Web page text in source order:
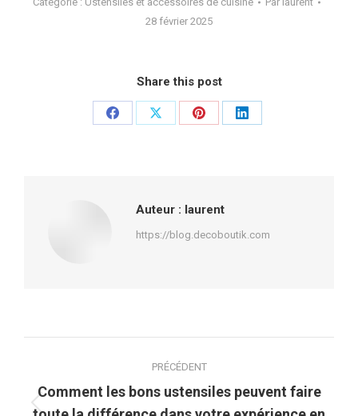
28 février 2025
Share this post
PartagerPartagerPartagerPartager
Auteur : laurent
https://blog.decoboutik.com
article
PRÉCÉDENT
Article
Comment les bons ustensiles peuvent faire